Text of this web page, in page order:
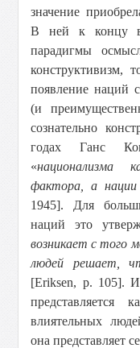
значение
В ней к концу
парадигмы
конструктивизм,
появление наций
(и
сознательно
годах Ганс
«национализма
фактора, а
1945]. Для
наций это
возникает с того
людей решает,
[Eriksen, p. 105].
влиятельных
она представляет